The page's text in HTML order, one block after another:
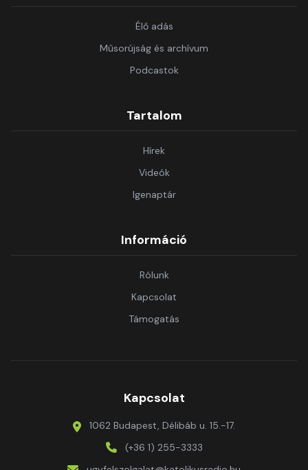
Élő adás
Műsorújság és archívum
Podcastok
Tartalom
Hírek
Videók
Igenaptár
Információ
Rólunk
Kapcsolat
Támogatás
Kapcsolat
1062 Budapest, Délibáb u. 15.-17.
(+36 1) 255-3333